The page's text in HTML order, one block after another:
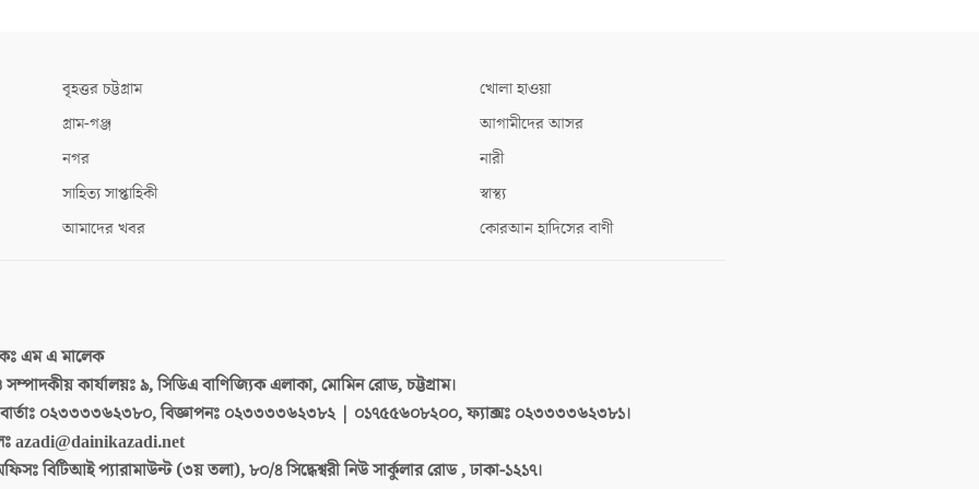
বৃহত্তর চট্টগ্রাম
গ্রাম-গঞ্জ
নগর
সাহিত্য সাপ্তাহিকী
আমাদের খবর
খোলা হাওয়া
আগামীদের আসর
নারী
স্বাস্থ্য
কোরআন হাদিসের বাণী
এম এ মালেক
সম্পাদকীয় কার্যালয়ঃ৯, সিডিএ বাণিজ্যিক এলাকা, মোমিন রোড, চট্টগ্রাম।
০২৩৩৩৩৬২৩৮০, বিজ্ঞাপনঃ ০২৩৩৩৩৬২৩৮২ | ০১৭৫৫৬০৮২০০, ফ্যাক্সঃ ০২৩৩৩৩৬২৩৮১।
azadi@dainikazadi.net
বিটিআই প্যারামাউন্ট (৩য় তলা), ৮০/৪ সিদ্ধেশ্বরী নিউ সার্কুলার রোড , ঢাকা-১২১৭।